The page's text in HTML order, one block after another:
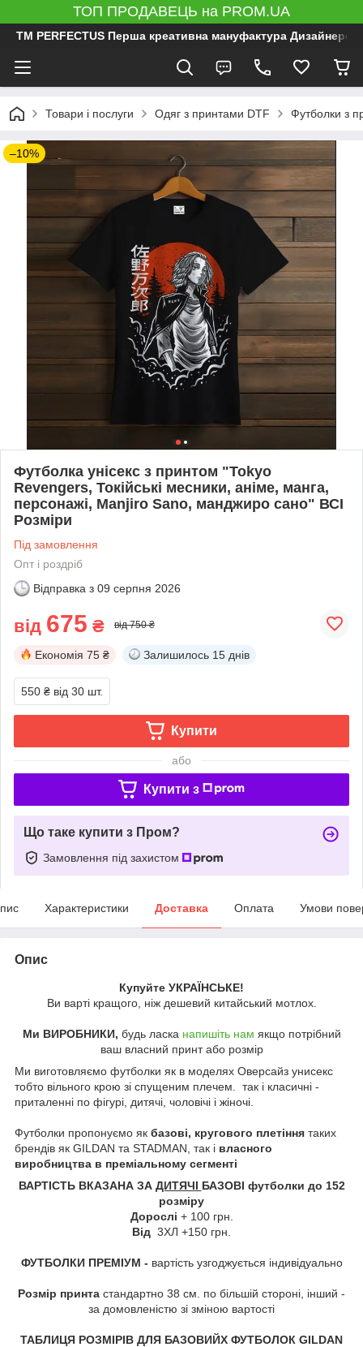
ТОП ПРОДАВЕЦЬ на PROM.UA
ТМ PERFECTUS Перша креативна мануфактура
Товари і послуги Одяг з принтами DTF Футболки з
–10%
Футболка унісекс з принтом "Tokyo
Revengers, Токійські месники, аніме, манга,
персонажі, Manjiro Sano, манджиро сано" ВСІ
Розміри
Під замовлення
Опт і роздріб
Відправка з 09 серпня 2026
від 675 ₴ від 750 ₴
Економія 75 ₴ Залишилось 15 днів
550 ₴ від 30 шт.
Купити
або
Купити з
Що таке купити з Пром?
Замовлення під захистом
Характеристики Доставка Оплата Умови
Опис
Купуйте УКРАЇНСЬКЕ!
Ви варті кращого, ніж дешевий китайський мотлох.
Ми ВИРОБНИКИ, будь ласка напишіть нам якщо потрібний
ваш власний принт або розмір
Ми виготовляємо футболки як в моделях Оверсайз унисекс
тобто вільного крою зі спущеним плечем. так і класичні -
приталенні по фігурі, дитячі, чоловічі і жіночі.
Футболки пропонуємо як базові, кругового плетіння таких
брендів як GILDAN та STADMAN, так і власного
виробництва в преміальному сегменті
ВАРТІСТЬ ВКАЗАНА ЗА ДИТЯЧІ БАЗОВІ футболки до 152
розміру
Дорослі + 100 грн.
Від 3ХЛ +150 грн.
ФУТБОЛКИ ПРЕМІУМ - вартість узгоджується індивідуально
Розмір принта стандартно 38 см. по більшій стороні, інший -
за домовленістю зі зміною вартості
ТАБЛИЦЯ РОЗМІРІВ ДЛЯ БАЗОВИЙХ ФУТБОЛОК GILDAN